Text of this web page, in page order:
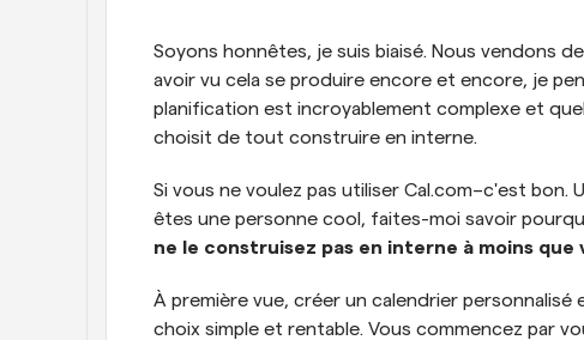
Soyons honnêtes, je suis biaisé. Nous vendons
avoir vu cela se produire encore et encore, je
planification est incroyablement complexe et
choisit de tout construire en interne.
Si vous ne voulez pas utiliser Cal.com–c'est bon.
êtes une personne cool, faites-moi savoir
ne le construisez pas en interne à moins que
À première vue, créer un calendrier
choix simple et rentable. Vous commencez par